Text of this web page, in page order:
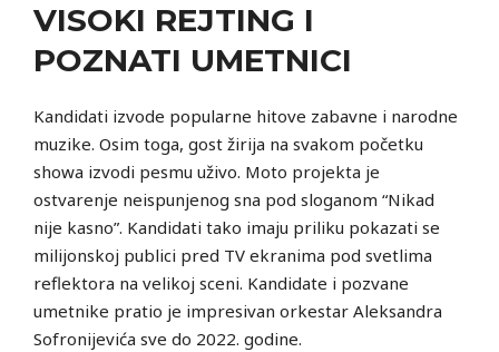
VISOKI REJTING I
POZNATI UMETNICI
Kandidati izvode popularne hitove zabavne i narodne
muzike. Osim toga, gost žirija na svakom početku
showa izvodi pesmu uživo. Moto projekta je
ostvarenje neispunjenog sna pod sloganom “Nikad
nije kasno”. Kandidati tako imaju priliku pokazati se
milijonskoj publici pred TV ekranima pod svetlima
reflektora na velikoj sceni. Kandidate i pozvane
umetnike pratio je impresivan orkestar Aleksandra
Sofronijevića sve do 2022. godine.